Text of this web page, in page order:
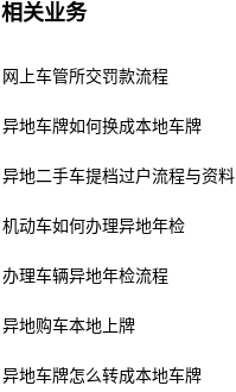
相关业务
网上车管所交罚款流程
异地车牌如何换成本地车牌
异地二手车提档过户流程与资料
机动车如何办理异地年检
办理车辆异地年检流程
异地购车本地上牌
异地车牌怎么转成本地车牌